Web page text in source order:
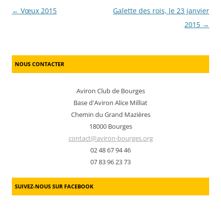
Post navigation
← Vœux 2015
Galette des rois, le 23 janvier
2015 →
NOUS CONTACTER
Aviron Club de Bourges
Base d'Aviron Alice Milliat
Chemin du Grand Mazières
18000 Bourges
contact@aviron-bourges.org
02 48 67 94 46
07 83 96 23 73
SUIVEZ-NOUS SUR FACEBOOK